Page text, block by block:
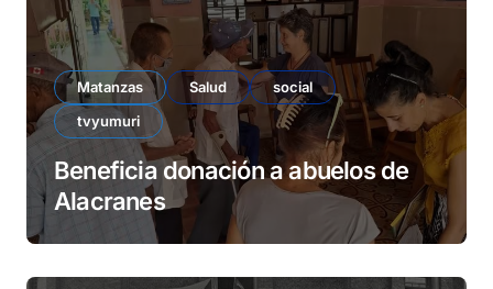
Matanzas Salud
social
tvyumuri
Beneficia donación a abuelos de
Alacranes